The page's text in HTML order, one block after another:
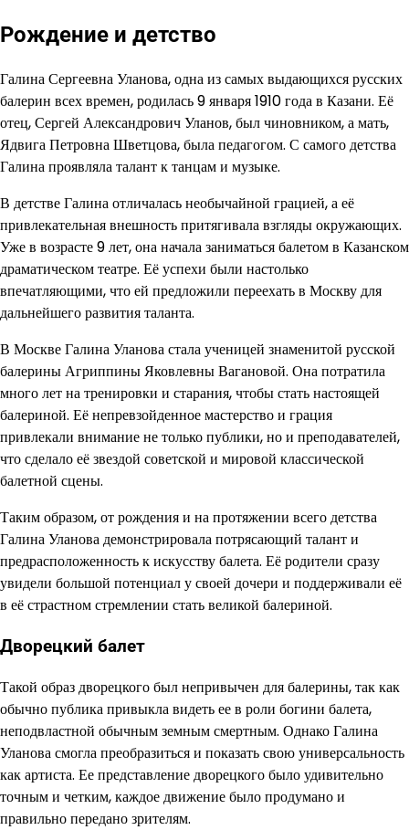
Рождение и детство
Галина Сергеевна Уланова, одна из самых выдающихся русских
балерин всех времен, родилась 9 января 1910 года в Казани. Её
отец, Сергей Александрович Уланов, был чиновником, а мать,
Ядвига Петровна Шветцова, была педагогом. С самого детства
Галина проявляла талант к танцам и музыке.
В детстве Галина отличалась необычайной грацией, а её
привлекательная внешность притягивала взгляды окружающих.
Уже в возрасте 9 лет, она начала заниматься балетом в Казанском
драматическом театре. Её успехи были настолько
впечатляющими, что ей предложили переехать в Москву для
дальнейшего развития таланта.
В Москве Галина Уланова стала ученицей знаменитой русской
балерины Агриппины Яковлевны Вагановой. Она потратила
много лет на тренировки и старания, чтобы стать настоящей
балериной. Её непревзойденное мастерство и грация
привлекали внимание не только публики, но и преподавателей,
что сделало её звездой советской и мировой классической
балетной сцены.
Таким образом, от рождения и на протяжении всего детства
Галина Уланова демонстрировала потрясающий талант и
предрасположенность к искусству балета. Её родители сразу
увидели большой потенциал у своей дочери и поддерживали её
в её страстном стремлении стать великой балериной.
Дворецкий балет
Такой образ дворецкого был непривычен для балерины, так как
обычно публика привыкла видеть ее в роли богини балета,
неподвластной обычным земным смертным. Однако Галина
Уланова смогла преобразиться и показать свою универсальность
как артиста. Ее представление дворецкого было удивительно
точным и четким, каждое движение было продумано и
правильно передано зрителям.